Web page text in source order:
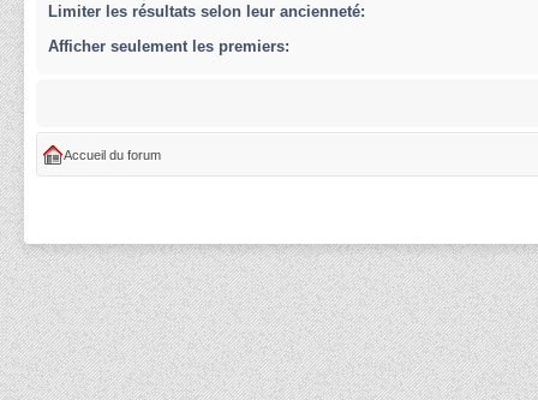
Limiter les résultats selon leur ancienneté:
Afficher seulement les premiers:
Accueil du forum